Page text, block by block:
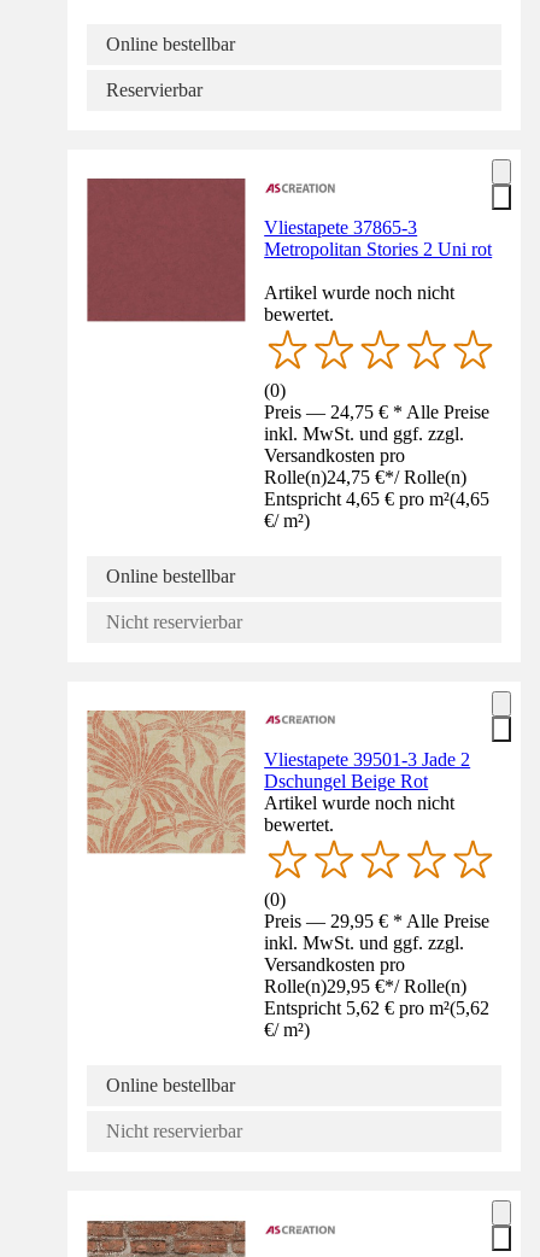
Online bestellbar
Reservierbar
Vliestapete 37865-3
Metropolitan Stories 2 Uni rot
Artikel wurde noch nicht
bewertet.
(0)
Preis — 24,75 € * Alle Preise
inkl. MwSt. und ggf. zzgl.
Versandkosten pro
Rolle(n)24,75 €*/ Rolle(n)
Entspricht 4,65 € pro m²(4,65
€/ m²)
Online bestellbar
Nicht reservierbar
Vliestapete 39501-3 Jade 2
Dschungel Beige Rot
Artikel wurde noch nicht
bewertet.
(0)
Preis — 29,95 € * Alle Preise
inkl. MwSt. und ggf. zzgl.
Versandkosten pro
Rolle(n)29,95 €*/ Rolle(n)
Entspricht 5,62 € pro m²(5,62
€/ m²)
Online bestellbar
Nicht reservierbar